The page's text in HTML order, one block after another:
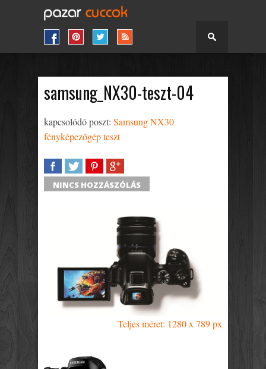
samsung_NX30-teszt-04
kapcsolódó poszt: Samsung NX30
fényképezőgép teszt
SHARETWEETSHARESHARE
NINCS HOZZÁSZÓLÁS
Teljes méret: 1280 x 789 px